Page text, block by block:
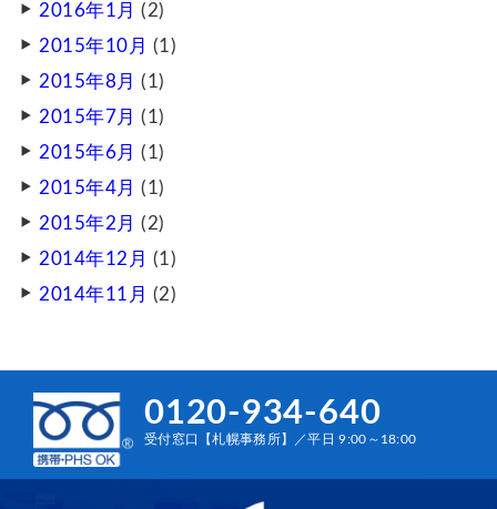
2016年1月 (2)
2015年10月 (1)
2015年8月 (1)
2015年7月 (1)
2015年6月 (1)
2015年4月 (1)
2015年2月 (2)
2014年12月 (1)
2014年11月 (2)
0120-934-640
受付窓口【札幌事務所】／平日 9:00～18:00